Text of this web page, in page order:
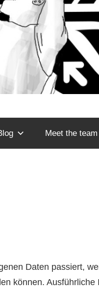
Meet the team
Daten passiert,
können.